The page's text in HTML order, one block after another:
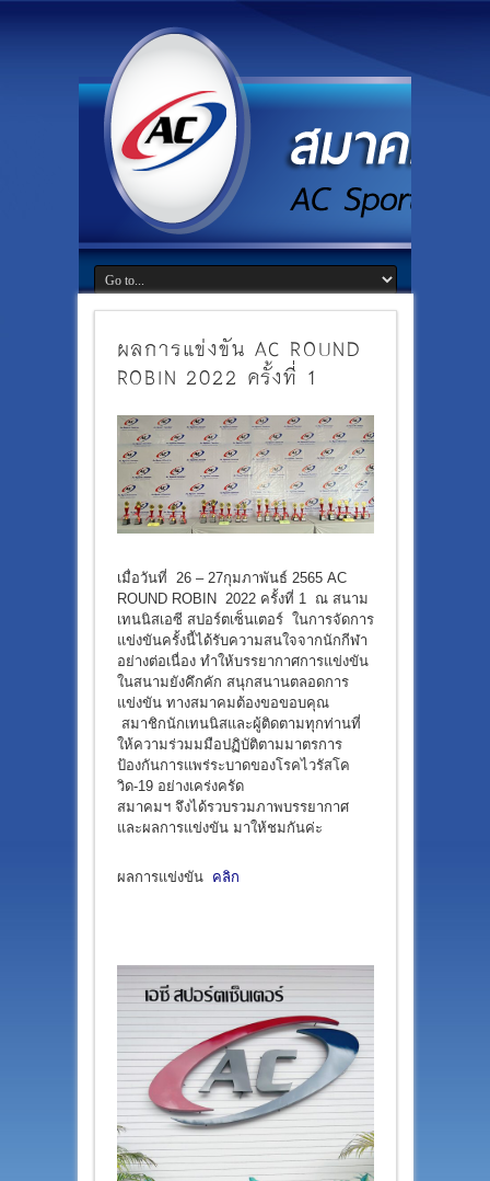
ผลการแข่งขัน AC ROUND
ROBIN 2022 ครั้งที่ 1
เมื่อวันที่ 26 – 27กุมภาพันธ์ 2565 AC
ROUND ROBIN 2022 ครั้งที่ 1 ณ สนาม
เทนนิสเอซี สปอร์ตเซ็นเตอร์ ในการจัดการ
แข่งขันครั้งนี้ได้รับความสนใจจากนักกีฬา
อย่างต่อเนื่อง ทำให้บรรยากาศการแข่งขัน
ในสนามยังคึกคัก สนุกสนานตลอดการ
แข่งขัน ทางสมาคมต้องขอขอบคุณ
สมาชิกนักเทนนิสและผู้ติดตามทุกท่านที่
ให้ความร่วมมมือปฏิบัติตามมาตรการ
ป้องกันการแพร่ระบาดของโรคไวรัสโค
วิด-19 อย่างเคร่งครัด
สมาคมฯ จึงได้รวบรวมภาพบรรยากาศ
และผลการแข่งขัน มาให้ชมกันค่ะ
ผลการแข่งขัน คลิก